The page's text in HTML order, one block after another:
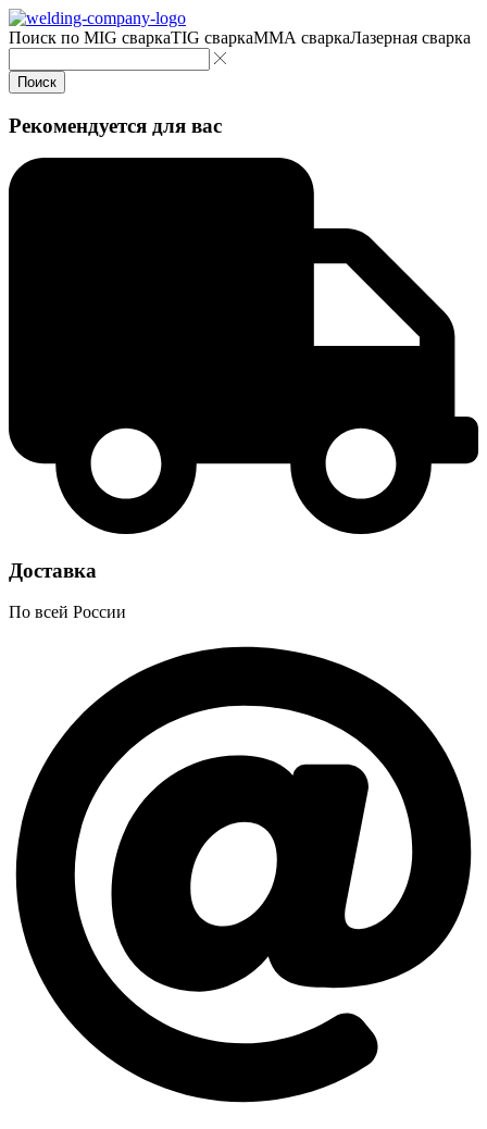
Поиск по MIG сваркаTIG сваркаMMA сваркаЛазерная сварка
Поиск
Рекомендуется для вас
Доставка
По всей России